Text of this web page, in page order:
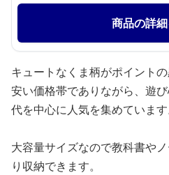
商品の詳
キュートなくま柄がポイントの
安い価格帯でありながら、遊
代を中心に人気を集めています
大容量サイズなので教科書や
り収納できます。